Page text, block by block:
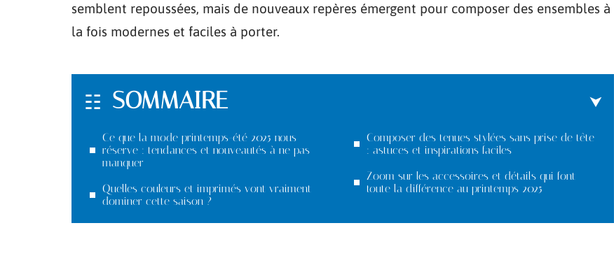
semblent repoussées, mais de nouveaux repères émergent pour composer des ensembles à
la fois modernes et faciles à porter.
SOMMAIRE
Ce que la mode printemps-été 2025 nous
réserve : tendances et nouveautés à ne pas
manquer
Quelles couleurs et imprimés vont vraiment
dominer cette saison ?
Composer des tenues stylées sans prise de tête
: astuces et inspirations faciles
Zoom sur les accessoires et détails qui font
toute la différence au printemps 2025